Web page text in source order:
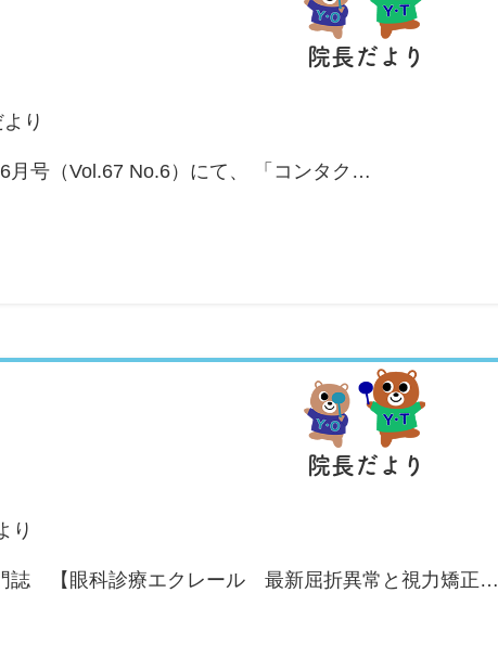
院長だより
り
月号（Vol.67 No.6）にて、 「コンタク…
院長だより
り
誌 【眼科診療エクレール 最新屈折異常と視力矯正…